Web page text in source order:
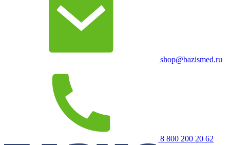
shop@bazismed.ru
8 800 200 20 62